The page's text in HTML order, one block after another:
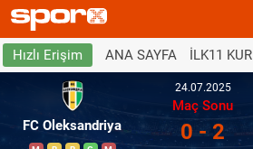
Hızlı Erişim ANA SAYFA İLK11 KUR
FC Oleksandriya
24.07.2025
Maç Sonu
0 - 2